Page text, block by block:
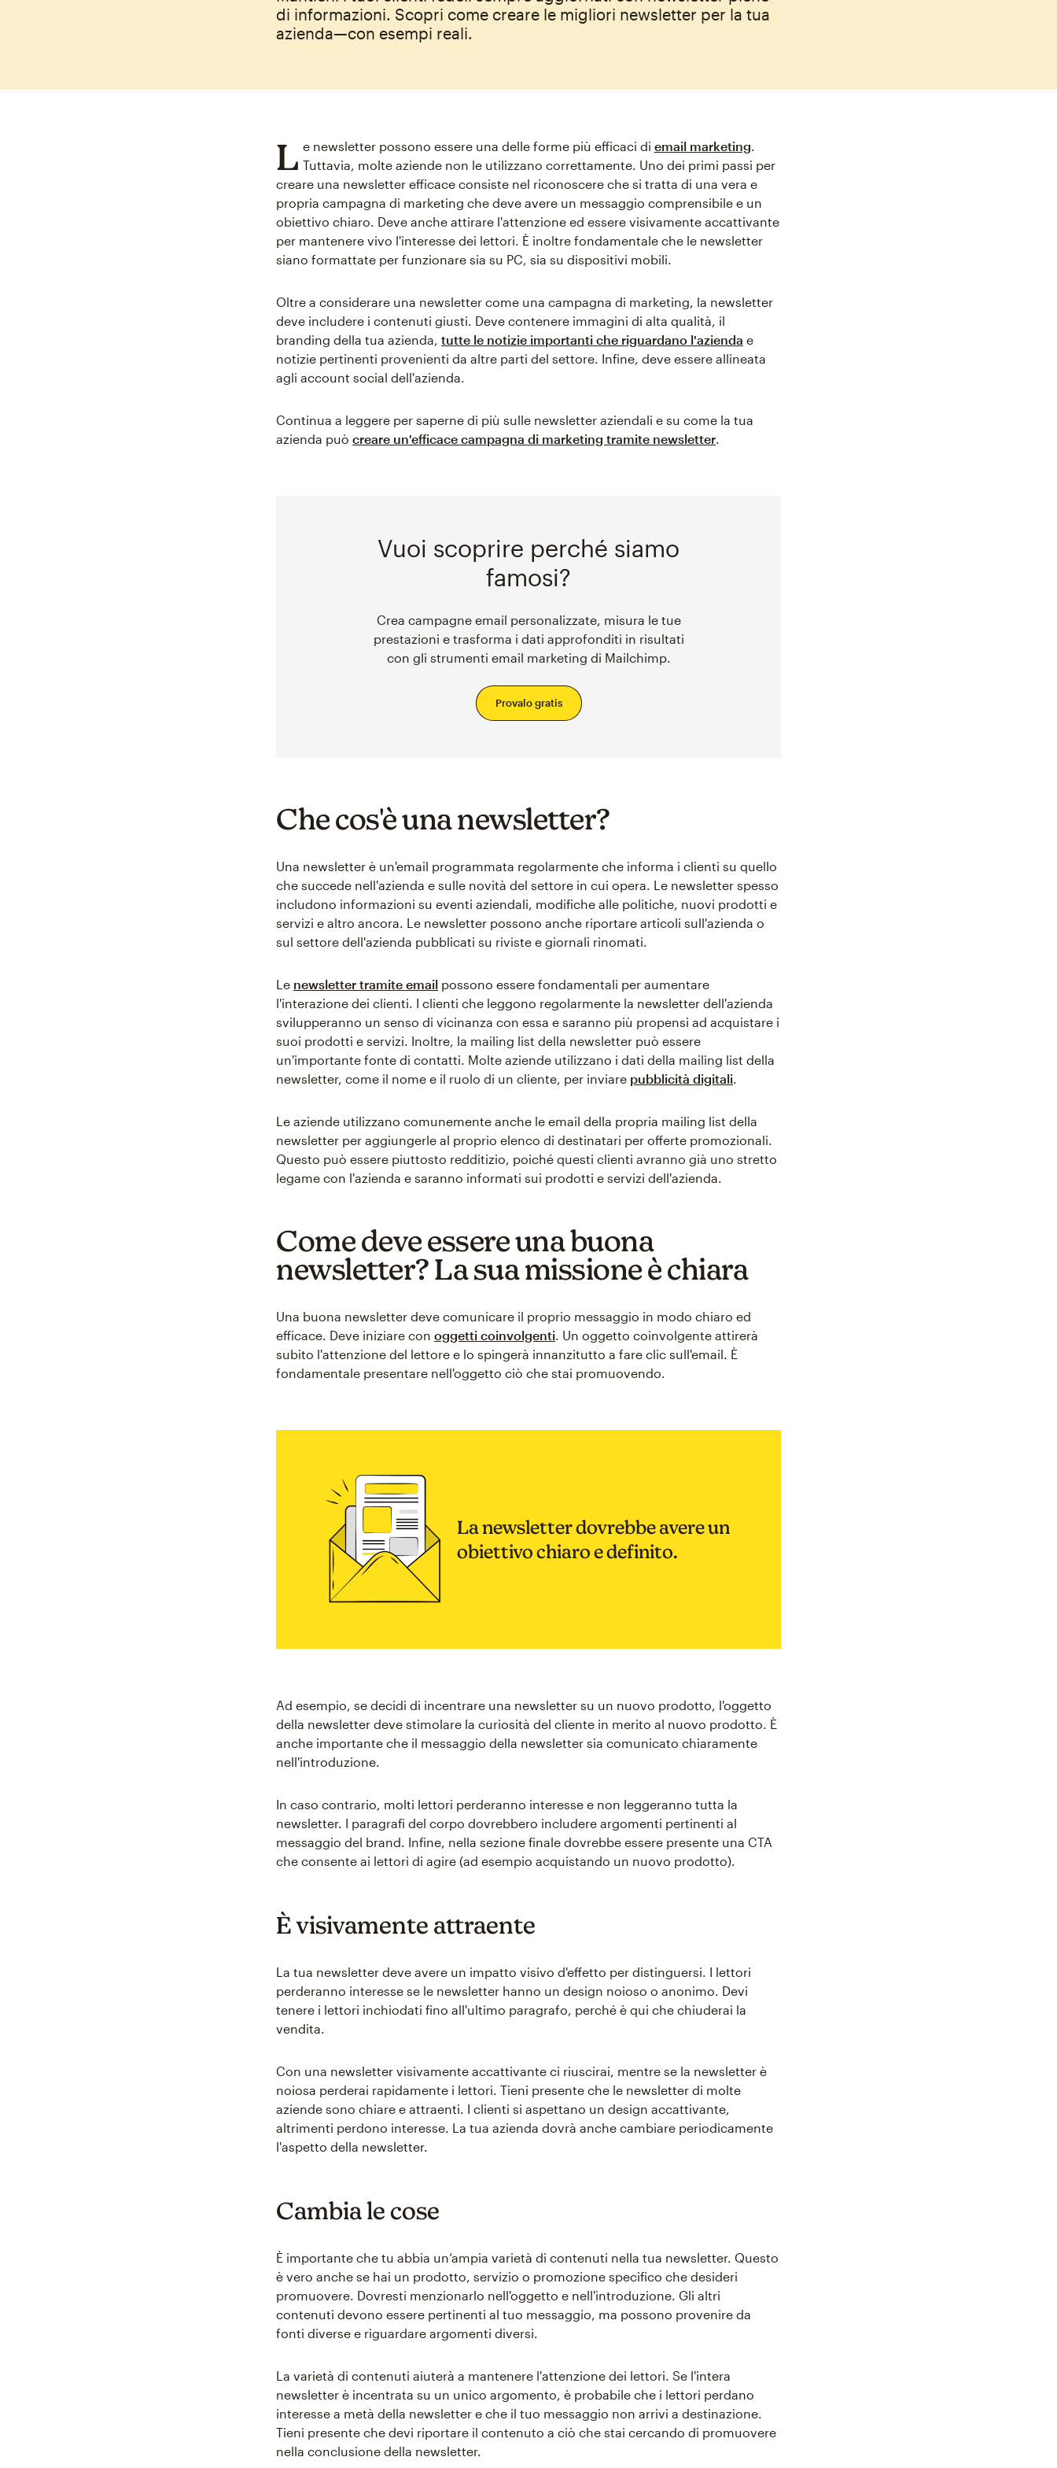
di informazioni. Scopri come creare le migliori newsletter per la tua
azienda—con esempi reali.
L e newsletter possono essere una delle forme più efficaci di email marketing.
Tuttavia, molte aziende non le utilizzano correttamente. Uno dei primi passi per
creare una newsletter efficace consiste nel riconoscere che si tratta di una vera e
propria campagna di marketing che deve avere un messaggio comprensibile e un
obiettivo chiaro. Deve anche attirare l'attenzione ed essere visivamente accattivante
per mantenere vivo l'interesse dei lettori. È inoltre fondamentale che le newsletter
siano formattate per funzionare sia su PC, sia su dispositivi mobili.
Oltre a considerare una newsletter come una campagna di marketing, la newsletter
deve includere i contenuti giusti. Deve contenere immagini di alta qualità, il
branding della tua azienda, tutte le notizie importanti che riguardano l'azienda e
notizie pertinenti provenienti da altre parti del settore. Infine, deve essere allineata
agli account social dell'azienda.
Continua a leggere per saperne di più sulle newsletter aziendali e su come la tua
azienda può creare un'efficace campagna di marketing tramite newsletter.
Vuoi scoprire perché siamo
famosi?
Crea campagne email personalizzate, misura le tue
prestazioni e trasforma i dati approfonditi in risultati
con gli strumenti email marketing di Mailchimp.
Provalo gratis
Che cos'è una newsletter?
Una newsletter è un'email programmata regolarmente che informa i clienti su quello
che succede nell'azienda e sulle novità del settore in cui opera. Le newsletter spesso
includono informazioni su eventi aziendali, modifiche alle politiche, nuovi prodotti e
servizi e altro ancora. Le newsletter possono anche riportare articoli sull'azienda o
sul settore dell'azienda pubblicati su riviste e giornali rinomati.
Le newsletter tramite email possono essere fondamentali per aumentare
l'interazione dei clienti. I clienti che leggono regolarmente la newsletter dell'azienda
svilupperanno un senso di vicinanza con essa e saranno più propensi ad acquistare i
suoi prodotti e servizi. Inoltre, la mailing list della newsletter può essere
un'importante fonte di contatti. Molte aziende utilizzano i dati della mailing list della
newsletter, come il nome e il ruolo di un cliente, per inviare pubblicità digitali.
Le aziende utilizzano comunemente anche le email della propria mailing list della
newsletter per aggiungerle al proprio elenco di destinatari per offerte promozionali.
Questo può essere piuttosto redditizio, poiché questi clienti avranno già uno stretto
legame con l'azienda e saranno informati sui prodotti e servizi dell'azienda.
Come deve essere una buona
newsletter? La sua missione è chiara
Una buona newsletter deve comunicare il proprio messaggio in modo chiaro ed
efficace. Deve iniziare con oggetti coinvolgenti. Un oggetto coinvolgente attirerà
subito l'attenzione del lettore e lo spingerà innanzitutto a fare clic sull'email. È
fondamentale presentare nell'oggetto ciò che stai promuovendo.
La newsletter dovrebbe avere un
obiettivo chiaro e definito.
Ad esempio, se decidi di incentrare una newsletter su un nuovo prodotto, l'oggetto
della newsletter deve stimolare la curiosità del cliente in merito al nuovo prodotto. È
anche importante che il messaggio della newsletter sia comunicato chiaramente
nell'introduzione.
In caso contrario, molti lettori perderanno interesse e non leggeranno tutta la
newsletter. I paragrafi del corpo dovrebbero includere argomenti pertinenti al
messaggio del brand. Infine, nella sezione finale dovrebbe essere presente una CTA
che consente ai lettori di agire (ad esempio acquistando un nuovo prodotto).
È visivamente attraente
La tua newsletter deve avere un impatto visivo d'effetto per distinguersi. I lettori
perderanno interesse se le newsletter hanno un design noioso o anonimo. Devi
tenere i lettori inchiodati fino all'ultimo paragrafo, perché è qui che chiuderai la
vendita.
Con una newsletter visivamente accattivante ci riuscirai, mentre se la newsletter è
noiosa perderai rapidamente i lettori. Tieni presente che le newsletter di molte
aziende sono chiare e attraenti. I clienti si aspettano un design accattivante,
altrimenti perdono interesse. La tua azienda dovrà anche cambiare periodicamente
l'aspetto della newsletter.
Cambia le cose
È importante che tu abbia un’ampia varietà di contenuti nella tua newsletter. Questo
è vero anche se hai un prodotto, servizio o promozione specifico che desideri
promuovere. Dovresti menzionarlo nell'oggetto e nell'introduzione. Gli altri
contenuti devono essere pertinenti al tuo messaggio, ma possono provenire da
fonti diverse e riguardare argomenti diversi.
La varietà di contenuti aiuterà a mantenere l'attenzione dei lettori. Se l'intera
newsletter è incentrata su un unico argomento, è probabile che i lettori perdano
interesse a metà della newsletter e che il tuo messaggio non arrivi a destinazione.
Tieni presente che devi riportare il contenuto a ciò che stai cercando di promuovere
nella conclusione della newsletter.